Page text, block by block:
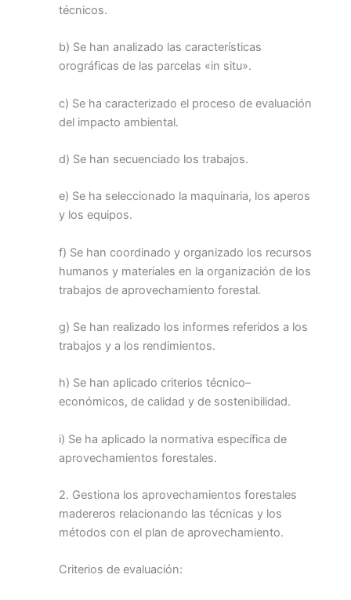
técnicos.
b) Se han analizado las características
orográficas de las parcelas «in situ».
c) Se ha caracterizado el proceso de evaluación
del impacto ambiental.
d) Se han secuenciado los trabajos.
e) Se ha seleccionado la maquinaria, los aperos
y los equipos.
f) Se han coordinado y organizado los recursos
humanos y materiales en la organización de los
trabajos de aprovechamiento forestal.
g) Se han realizado los informes referidos a los
trabajos y a los rendimientos.
h) Se han aplicado criterios técnico–
económicos, de calidad y de sostenibilidad.
i) Se ha aplicado la normativa específica de
aprovechamientos forestales.
2. Gestiona los aprovechamientos forestales
madereros relacionando las técnicas y los
métodos con el plan de aprovechamiento.
Criterios de evaluación: